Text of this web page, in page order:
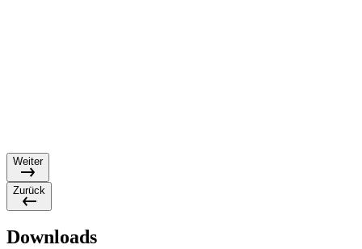
Weiter
Zurück
Downloads